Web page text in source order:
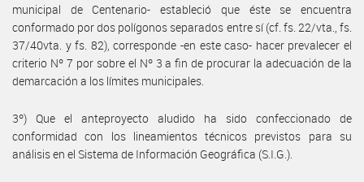
municipal de Centenario- estableció que éste se encuentra
conformado por dos polígonos separados entre sí (cf. fs. 22/vta., fs.
37/40vta. y fs. 82), corresponde -en este caso- hacer prevalecer el
criterio Nº 7 por sobre el Nº 3 a fin de procurar la adecuación de la
demarcación a los límites municipales.
3º) Que el anteproyecto aludido ha sido confeccionado de
conformidad con los lineamientos técnicos previstos para su
análisis en el Sistema de Información Geográfica (S.I.G.).